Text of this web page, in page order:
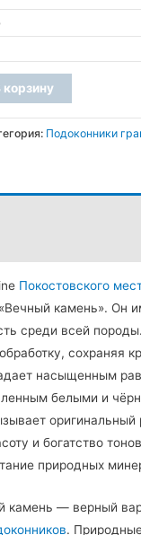
–
300
корзину
Подоконники
Покостовского
камень». Он
среди всей
сохраняя
насыщенным
белыми и
оригинальный
и богатство
природных
камень — верный
.